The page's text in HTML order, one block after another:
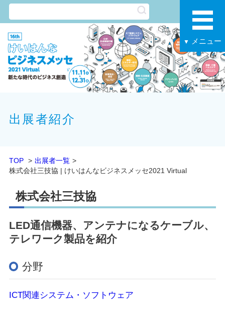
▼ メニュー
出展者紹介
TOP
出展者一覧
株式会社三技協 | けいはんなビジネスメッセ2021 Virtual
株式会社三技協
LED通信機器、アンテナになるケーブル、
テレワーク製品を紹介
分野
ICT関連システム・ソフトウェア